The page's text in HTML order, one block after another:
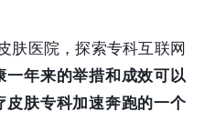
肤医院，探索专科互联网
一年来的举措和成效可以
肤专科加速奔跑的一个